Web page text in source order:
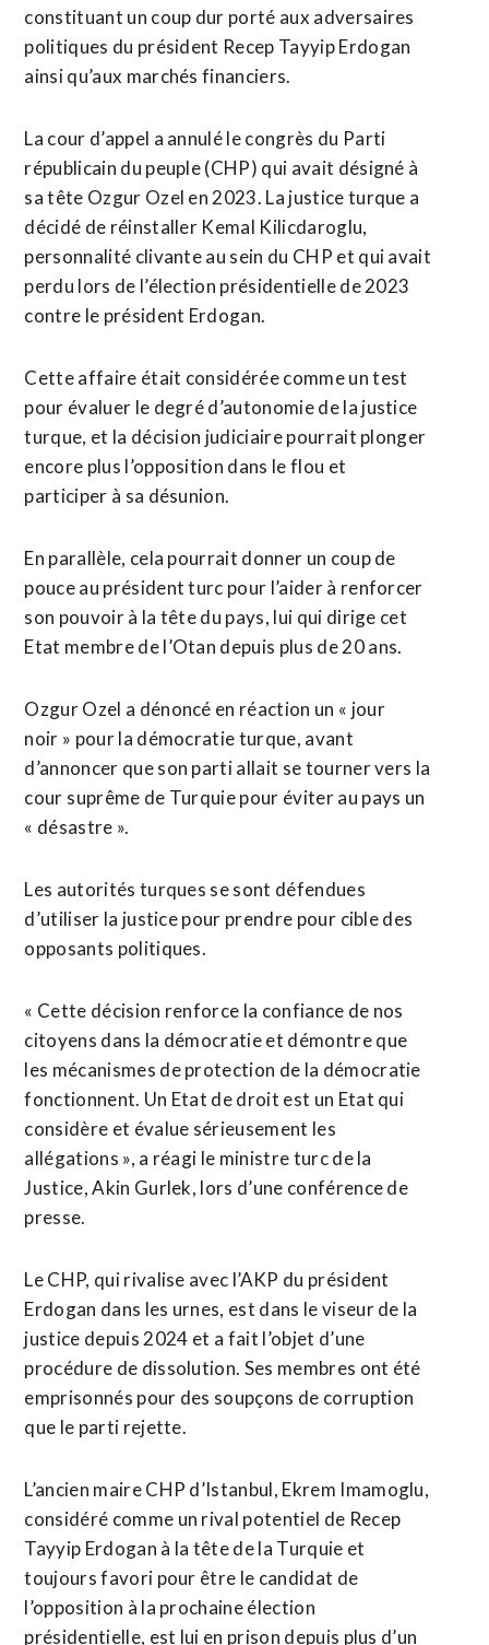
constituant un coup dur porté aux adversaires
politiques du président Recep Tayyip Erdogan
ainsi qu’aux marchés financiers.
La cour d’appel a annulé le congrès du Parti ​
républicain du ‌peuple (CHP) qui avait désigné à
sa tête Ozgur Ozel en ​2023. La justice turque ⁠a
décidé de réinstaller Kemal Kilicdaroglu,
personnalité clivante au sein du CHP et qui ‌avait
perdu lors de ‌l’élection présidentielle de 2023
contre le président Erdogan.
Cette affaire était considérée comme un test
pour évaluer le degré d’autonomie de la justice
turque, et la décision judiciaire pourrait plonger
encore plus l’opposition dans le flou ​et
participer à sa désunion.
En parallèle, cela pourrait donner un coup de
pouce au président turc pour l’aider à renforcer
son pouvoir à la tête du pays, lui qui dirige cet
Etat membre de l’Otan depuis plus de 20 ans.
Ozgur Ozel a dénoncé en réaction un « jour
noir » pour la démocratie turque, avant
d’annoncer que son parti allait se tourner vers la
cour ⁠suprême de Turquie pour éviter au pays un
« désastre ».
Les autorités turques se sont défendues
d’utiliser la justice pour prendre pour ⁠cible des
opposants politiques.
« Cette décision renforce la confiance de nos
citoyens dans la démocratie et démontre que
les mécanismes de protection de la démocratie
fonctionnent. Un Etat de droit est un Etat qui
considère et évalue sérieusement les
allégations », a réagi le ministre turc de la
Justice, Akin Gurlek, lors d’une conférence de
presse.
Le CHP, qui rivalise avec ⁠l’AKP ‌du président
Erdogan dans les urnes, est dans le viseur de la
justice depuis 2024 et ⁠a fait l’objet d’une
procédure de dissolution. Ses membres ont été
emprisonnés pour ​des soupçons de ​corruption
que le parti rejette.
L’ancien maire CHP d’Istanbul, Ekrem Imamoglu,
considéré comme un rival potentiel de Recep
Tayyip Erdogan ​à la tête de la Turquie et
toujours favori pour être le candidat de
l’opposition à la prochaine élection
présidentielle, est lui en prison depuis plus ‌d’un